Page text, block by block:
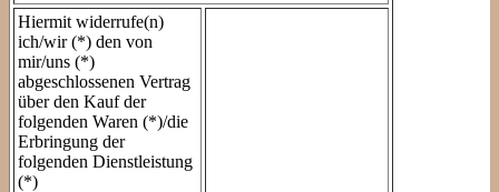
Hiermit widerrufe(n)
ich/wir (*) den von
mir/uns (*)
abgeschlossenen Vertrag
über den Kauf der
folgenden Waren (*)/die
Erbringung der
folgenden Dienstleistung
(*)